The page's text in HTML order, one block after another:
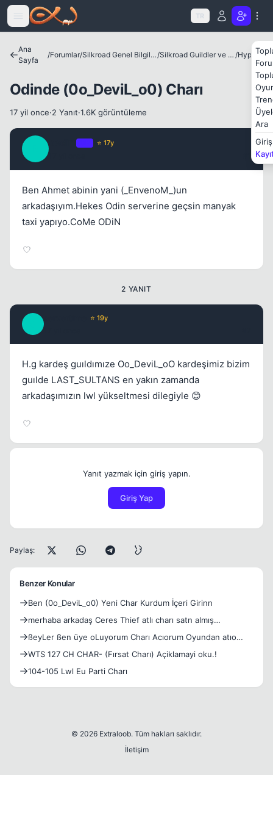
Icerige atla
TR
Ara
Giriş
Ana
Sayfa
/Forumlar/ Silkroad Genel Bilgiler ve Update Bilgileri/ Silkroad Guildler ve Tanıtımları / Hyperion
Odinde (0o_DeviL_o0) Charı
17 yil once·2 Yanıt·1.6K görüntüleme
⭐ 17y
Ben Ahmet abinin yani (_EnvenoM_)un
arkadaşıyım.Hekes Odin serverine geçsin manyak
taxi yapıyo.CoMe ODiN
2 YANIT
⭐ 19y
H.g kardeş guıldımıze Oo_DeviL_oO kardeşimiz bizim
guılde LAST_SULTANS en yakın zamanda
arkadaşımızın lwl yükseltmesi dilegiyle 😊
Kapat
Yanıt yazmak için giriş yapın.
Giriş Yap
Paylaş:
Benzer Konular
Ben (0o_DeviL_o0) Yeni Char Kurdum İçeri Girinn
merhaba arkadaş Ceres Thief atlı charı satn almış
bulnmaktayım Charın geçmişini charı satın alıp oyuna
girdikten sonra gördüm inanmayan resime baksın
ßeyLer ßen üye oLuyorum Charı Acıorum Oyundan atıo
charı
WTS 127 CH CHAR- (Fırsat Charı) Açiklamayi oku.!
104-105 Lwl Eu Parti Charı
© 2026 Extraloob. Tüm hakları saklıdır.
İletişim